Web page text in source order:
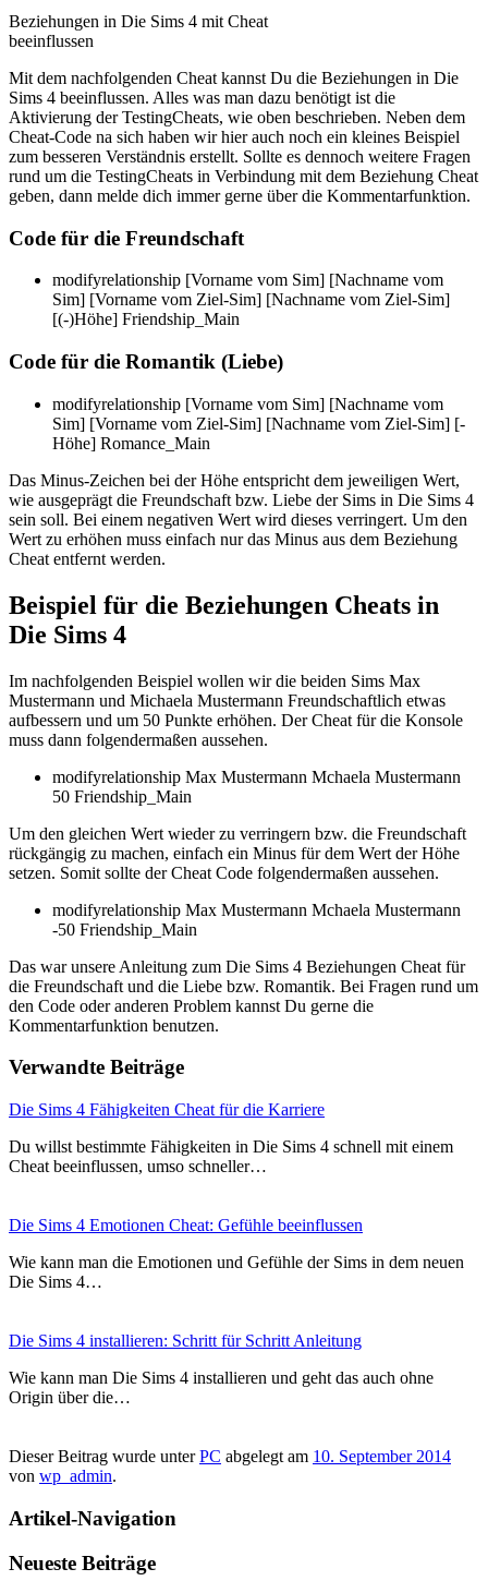
Beziehungen in Die Sims 4 mit Cheat
beeinflussen
Mit dem nachfolgenden Cheat kannst Du die Beziehungen in Die
Sims 4 beeinflussen. Alles was man dazu benötigt ist die
Aktivierung der TestingCheats, wie oben beschrieben. Neben dem
Cheat-Code na sich haben wir hier auch noch ein kleines Beispiel
zum besseren Verständnis erstellt. Sollte es dennoch weitere Fragen
rund um die TestingCheats in Verbindung mit dem Beziehung Cheat
geben, dann melde dich immer gerne über die Kommentarfunktion.
Code für die Freundschaft
modifyrelationship [Vorname vom Sim] [Nachname vom
Sim] [Vorname vom Ziel-Sim] [Nachname vom Ziel-Sim]
[(-)Höhe] Friendship_Main
Code für die Romantik (Liebe)
modifyrelationship [Vorname vom Sim] [Nachname vom
Sim] [Vorname vom Ziel-Sim] [Nachname vom Ziel-Sim] [-
Höhe] Romance_Main
Das Minus-Zeichen bei der Höhe entspricht dem jeweiligen Wert,
wie ausgeprägt die Freundschaft bzw. Liebe der Sims in Die Sims 4
sein soll. Bei einem negativen Wert wird dieses verringert. Um den
Wert zu erhöhen muss einfach nur das Minus aus dem Beziehung
Cheat entfernt werden.
Beispiel für die Beziehungen Cheats in
Die Sims 4
Im nachfolgenden Beispiel wollen wir die beiden Sims Max
Mustermann und Michaela Mustermann Freundschaftlich etwas
aufbessern und um 50 Punkte erhöhen. Der Cheat für die Konsole
muss dann folgendermaßen aussehen.
modifyrelationship Max Mustermann Mchaela Mustermann
50 Friendship_Main
Um den gleichen Wert wieder zu verringern bzw. die Freundschaft
rückgängig zu machen, einfach ein Minus für dem Wert der Höhe
setzen. Somit sollte der Cheat Code folgendermaßen aussehen.
modifyrelationship Max Mustermann Mchaela Mustermann
-50 Friendship_Main
Das war unsere Anleitung zum Die Sims 4 Beziehungen Cheat für
die Freundschaft und die Liebe bzw. Romantik. Bei Fragen rund um
den Code oder anderen Problem kannst Du gerne die
Kommentarfunktion benutzen.
Verwandte Beiträge
Die Sims 4 Fähigkeiten Cheat für die Karriere
Du willst bestimmte Fähigkeiten in Die Sims 4 schnell mit einem
Cheat beeinflussen, umso schneller…
Die Sims 4 Emotionen Cheat: Gefühle beeinflussen
Wie kann man die Emotionen und Gefühle der Sims in dem neuen
Die Sims 4…
Die Sims 4 installieren: Schritt für Schritt Anleitung
Wie kann man Die Sims 4 installieren und geht das auch ohne
Origin über die…
Dieser Beitrag wurde unterPC abgelegt am 10. September 2014
von wp_admin.
Artikel-Navigation
Neueste Beiträge